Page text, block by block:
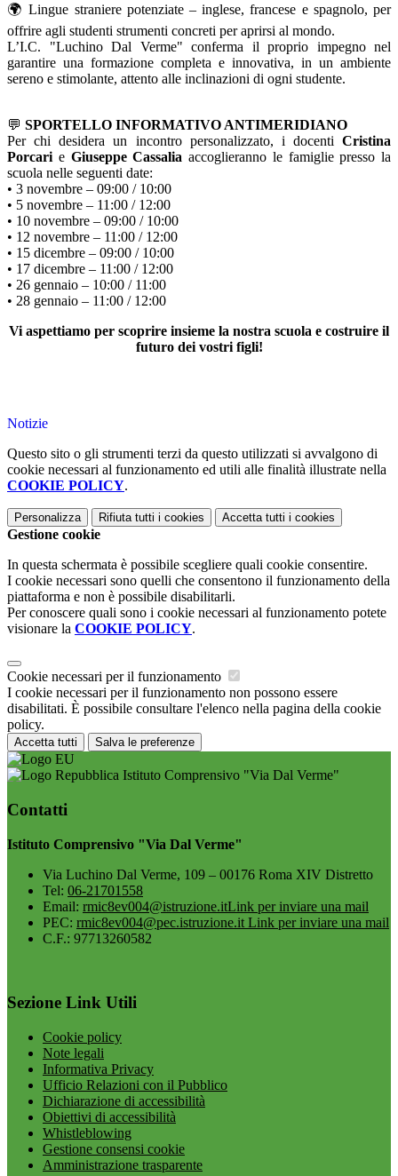
🌍 Lingue straniere potenziate – inglese, francese e spagnolo, per
offrire agli studenti strumenti concreti per aprirsi al mondo.
L’I.C. "Luchino Dal Verme" conferma il proprio impegno nel
garantire una formazione completa e innovativa, in un ambiente
sereno e stimolante, attento alle inclinazioni di ogni studente.
💬 SPORTELLO INFORMATIVO ANTIMERIDIANO
Per chi desidera un incontro personalizzato, i docenti Cristina
Porcari e Giuseppe Cassalia accoglieranno le famiglie presso la
scuola nelle seguenti date:
• 3 novembre – 09:00 / 10:00
• 5 novembre – 11:00 / 12:00
• 10 novembre – 09:00 / 10:00
• 12 novembre – 11:00 / 12:00
• 15 dicembre – 09:00 / 10:00
• 17 dicembre – 11:00 / 12:00
• 26 gennaio – 10:00 / 11:00
• 28 gennaio – 11:00 / 12:00
Vi aspettiamo per scoprire insieme la nostra scuola e costruire il
futuro dei vostri figli!
Notizie
Questo sito o gli strumenti terzi da questo utilizzati si avvalgono di
cookie necessari al funzionamento ed utili alle finalità illustrate nella
COOKIE POLICY.
Personalizza Rifiuta tutti i cookies Accetta tutti i cookies
Gestione cookie
In questa schermata è possibile scegliere quali cookie consentire.
I cookie necessari sono quelli che consentono il funzionamento della
piattaforma e non è possibile disabilitarli.
Per conoscere quali sono i cookie necessari al funzionamento potete
visionare la COOKIE POLICY.
Cookie necessari per il funzionamento
I cookie necessari per il funzionamento non possono essere
disabilitati. È possibile consultare l'elenco nella pagina della cookie
policy.
Accetta tutti Salva le preferenze
Istituto Comprensivo "Via Dal Verme"
Contatti
Istituto Comprensivo "Via Dal Verme"
Via Luchino Dal Verme, 109 – 00176 Roma XIV Distretto
Tel: 06-21701558
Email: rmic8ev004@istruzione.itLink per inviare una mail
PEC: rmic8ev004@pec.istruzione.it Link per inviare una mail
C.F.: 97713260582
Sezione Link Utili
Cookie policy
Note legali
Informativa Privacy
Ufficio Relazioni con il Pubblico
Dichiarazione di accessibilità
Obiettivi di accessibilità
Whistleblowing
Gestione consensi cookie
Amministrazione trasparente